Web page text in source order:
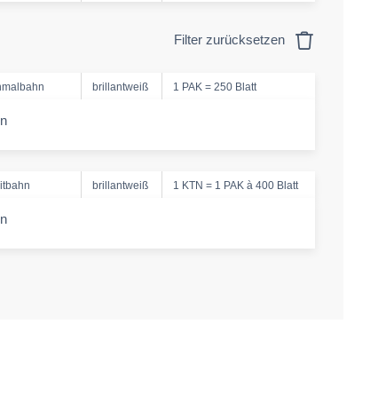
Filter zurücksetzen
brillantweiß 1 PAK = 250 Blatt
brillantweiß 1 KTN = 1 PAK à 400 Blatt